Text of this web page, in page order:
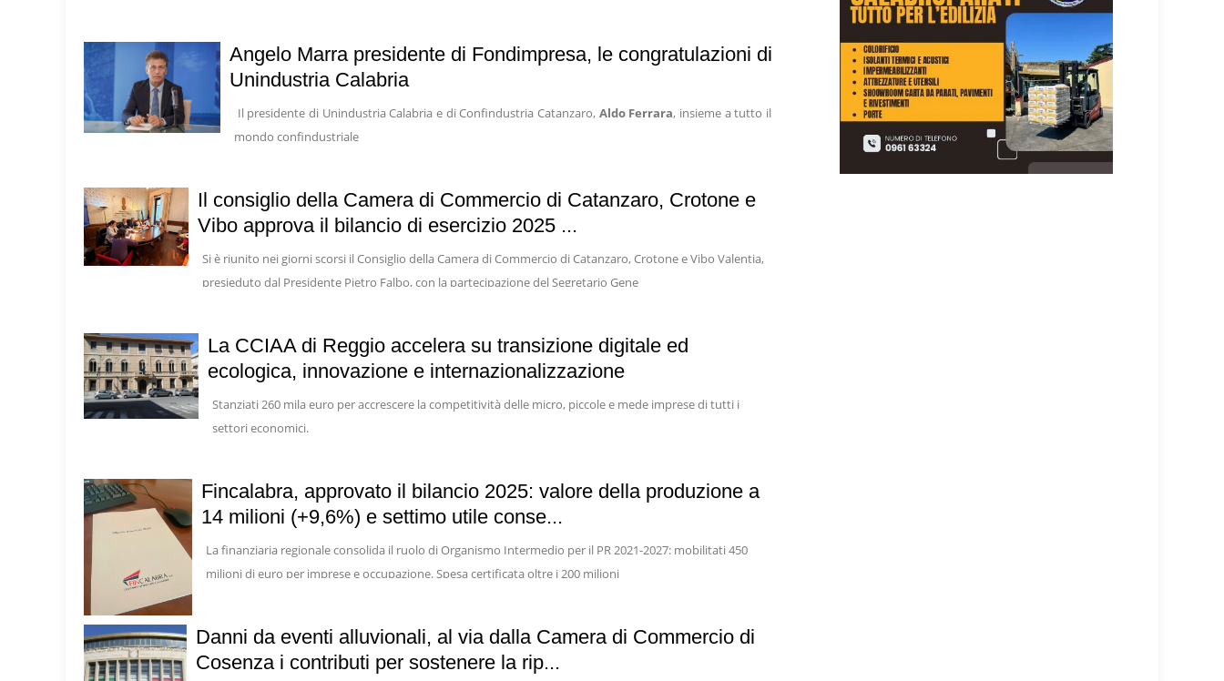
Angelo Marra presidente di Fondimpresa, le congratulazioni di
Unindustria Calabria
Il presidente di Unindustria Calabria e di Confindustria Catanzaro, Aldo Ferrara, insieme a tutto il
mondo confindustriale
Il consiglio della Camera di Commercio di Catanzaro, Crotone e
Vibo approva il bilancio di esercizio 2025 ...
Si è riunito nei giorni scorsi il Consiglio della Camera di Commercio di Catanzaro, Crotone e Vibo Valentia,
presieduto dal Presidente Pietro Falbo, con la partecipazione del Segretario Gene
La CCIAA di Reggio accelera su transizione digitale ed
ecologica, innovazione e internazionalizzazione
Stanziati 260 mila euro per accrescere la competitività delle micro, piccole e mede imprese di tutti i
settori economici.
Fincalabra, approvato il bilancio 2025: valore della produzione a
14 milioni (+9,6%) e settimo utile conse...
La finanziaria regionale consolida il ruolo di Organismo Intermedio per il PR 2021-2027: mobilitati 450
milioni di euro per imprese e occupazione. Spesa certificata oltre i 200 milioni
Danni da eventi alluvionali, al via dalla Camera di Commercio di
Cosenza i contributi per sostenere la rip...